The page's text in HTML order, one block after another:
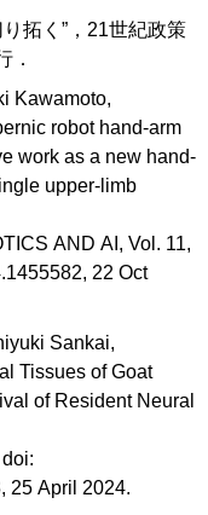
拓く”，21世紀政策
．
Kawamoto,
robot hand-arm
work as a new hand-
upper-limb
AND AI, Vol. 11,
22 Oct
Sankai,
Tissues of Goat
of Resident Neural
25 April 2024.